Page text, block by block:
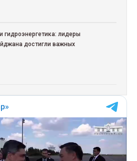
гидроэнергетика: лидеры
достигли важных